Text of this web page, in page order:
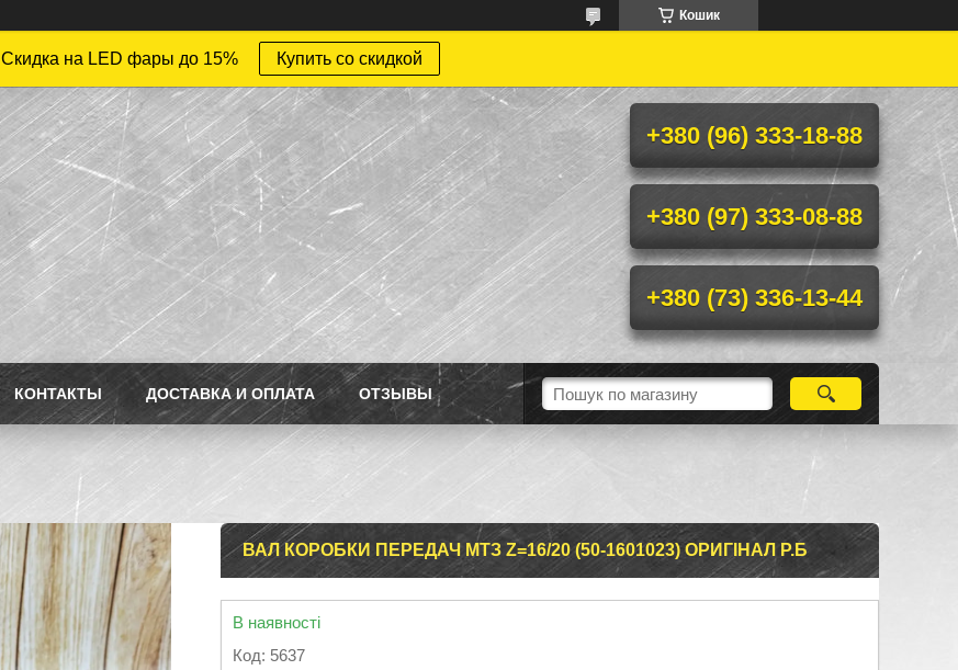
Кошик
Скидка на LED фары до 15% Купить со скидкой
+380 (96) 333-18-88
+380 (97) 333-08-88
+380 (73) 336-13-44
КОНТАКТЫ ДОСТАВКА И ОПЛАТА ОТЗЫВЫ
ВАЛ КОРОБКИ ПЕРЕДАЧ МТЗ Z=16/20 (50-1601023) ОРИГІНАЛ Р.Б
В наявності
Код: 5637